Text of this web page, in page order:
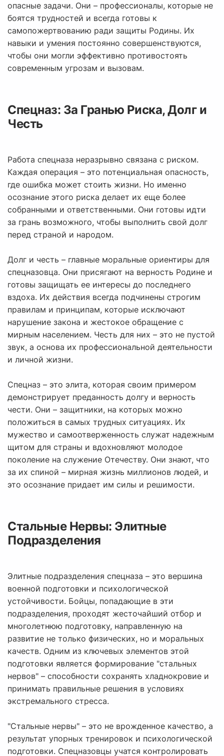
опасные задачи. Они – профессионалы, которые не
боятся трудностей и всегда готовы к
самопожертвованию ради защиты Родины. Их
навыки и умения постоянно совершенствуются,
чтобы они могли эффективно противостоять
современным угрозам и вызовам.
Спецназ: За Гранью Риска, Долг и
Честь
Работа спецназа неразрывно связана с риском.
Каждая операция – это потенциальная опасность,
где ошибка может стоить жизни. Но именно
осознание этого риска делает их еще более
собранными и ответственными. Они готовы идти
за грань возможного, чтобы выполнить свой долг
перед страной и народом.
Долг и честь – главные моральные ориентиры для
спецназовца. Они присягают на верность Родине и
готовы защищать ее интересы до последнего
вздоха. Их действия всегда подчинены строгим
правилам и принципам, которые исключают
нарушение закона и жестокое обращение с
мирным населением. Честь для них – это не пустой
звук, а основа их профессиональной деятельности
и личной жизни.
Спецназ – это элита, которая своим примером
демонстрирует преданность долгу и верность
чести. Они – защитники, на которых можно
положиться в самых трудных ситуациях. Их
мужество и самоотверженность служат надежным
щитом для страны и вдохновляют молодое
поколение на служение Отечеству. Они знают, что
за их спиной – мирная жизнь миллионов людей, и
это осознание придает им силы и решимости.
Стальные Нервы: Элитные
Подразделения
Элитные подразделения спецназа – это вершина
военной подготовки и психологической
устойчивости. Бойцы, попадающие в эти
подразделения, проходят жесточайший отбор и
многолетнюю подготовку, направленную на
развитие не только физических, но и моральных
качеств. Одним из ключевых элементов этой
подготовки является формирование "стальных
нервов" – способности сохранять хладнокровие и
принимать правильные решения в условиях
экстремального стресса.
"Стальные нервы" – это не врожденное качество, а
результат упорных тренировок и психологической
подготовки. Спецназовцы учатся контролировать